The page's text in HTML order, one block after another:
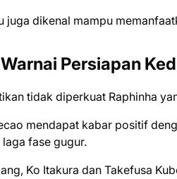
juga dikenal mampu
Persiapan
tidak diperkuat Raphinha
mendapat kabar positif
fase gugur.
Ko Itakura dan Takefusa